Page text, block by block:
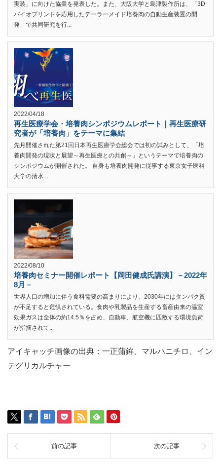
実装」に向けた協業を発表した。また、大阪大学と島津製作所は、「3D
バイオプリントを応用したテーラーメイド培養肉の自動生産装置の開
発」で共同研究を行...
2022/04/18
再生医療学会・培養肉シンポジウムレポート｜再生医療研
究者が「培養肉」をテーマに集結
先月開催された第21回日本再生医療学会総会では初の試みとして、「培
養肉開発の現状と展望～再生医療との共創～」というテーマで培養肉の
シンポジウムが開催された。 自身も培養肉開発に従事する東京女子医科
大学の清水...
2022/08/10
培養肉セミナー開催レポート【岡田健成氏講演】－2022年
8月－
世界人口の増加に伴う食料需要の高まりにより、2030年にはタンパク質
が不足すると危惧されている。食肉や乳製品を生産する畜産由来の温室
効果ガスは全体の約14.5％を占め、自動車、航空機に匹敵する環境負荷
が指摘されて...
アイキャッチ画像の出典：一正蒲鉾、マルハニチロ、イン
テグリカルチャー
前の記事 次の記事